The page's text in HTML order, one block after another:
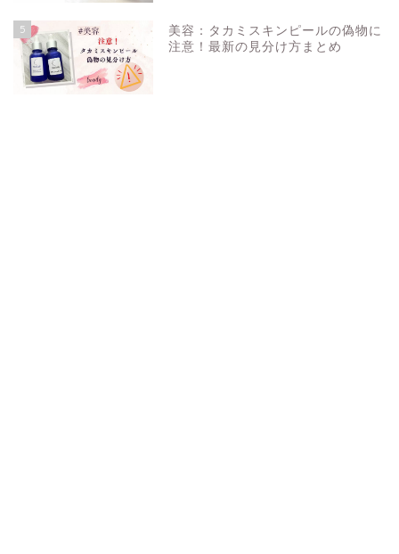
5
美容：タカミスキンピールの偽物に
注意！最新の見分け方まとめ